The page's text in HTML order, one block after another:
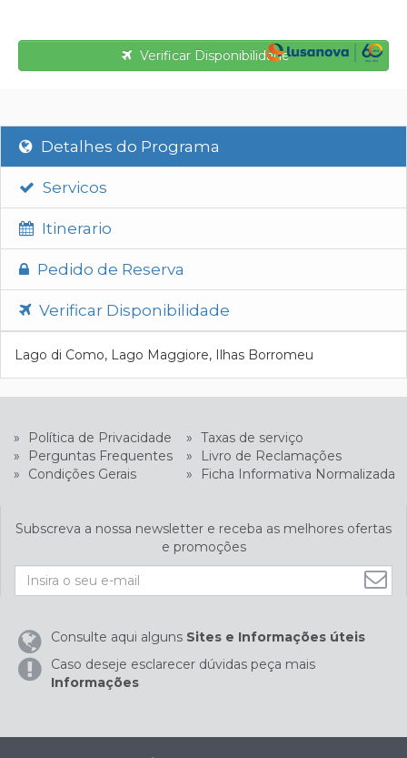
Verificar Disponibilidade
Detalhes do Programa
Servicos
Itinerario
Pedido de Reserva
Verificar Disponibilidade
Lago di Como, Lago Maggiore, Ilhas Borromeu
» Política de Privacidade » Taxas de serviço
»
Perguntas Frequentes »
Livro de Reclamações
»
Condições Gerais » Ficha Informativa Normalizada
Subscreva a nossa newsletter e receba as melhores ofertas
e promoções
Consulte aqui alguns Sites e Informações úteis
Caso deseje esclarecer dúvidas peça mais
Informações